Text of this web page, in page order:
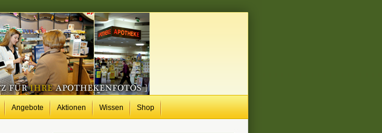
Angebote Aktionen Wissen Shop